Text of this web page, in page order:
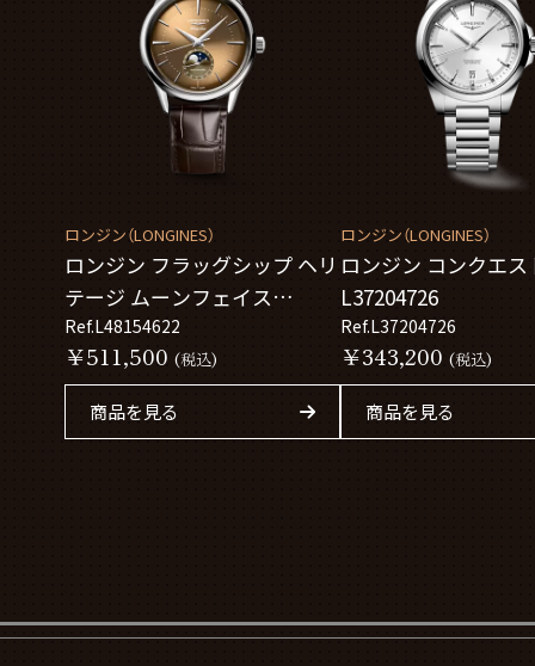
ロンジン（LONGINES）
ロンジン フラッグシップ ヘリ
テージ ムーンフェイス
L48154622
Ref.L48154622
￥511,500 (税込)
商品を見る
ロンジン（LONGINES）
ロンジン コンクエス
L37204726
Ref.L37204726
￥343,200 (税込)
商品を見る